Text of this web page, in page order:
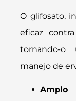
O glifosato,
eficaz
tornando-o
manejo de
Amplo